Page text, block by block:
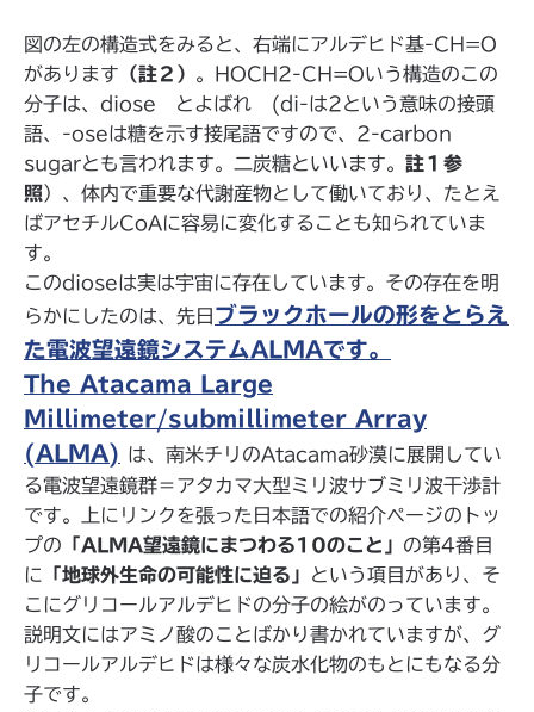
図の左の構造式をみると、右端にアルデヒド基-CH=O
があります （註２） 。HOCH2-CH=Oいう構造のこの
分子は、diose とよばれ (di-は2という意味の接頭
語、-oseは糖を示す接尾語ですので、2-carbon
sugarとも言われます。二炭糖といいます。 註１参
照）、体内で重要な代謝産物として働いており、たとえ
ばアセチルCoAに容易に変化することも知られていま
す。
このdioseは実は宇宙に存在しています。その存在を明
らかにしたのは、先日 ブラックホールの形をとらえ
た電波望遠鏡システムALMAです。
The Atacama Large
Millimeter/submillimeter Array
(ALMA) は、南米チリのAtacama砂漠に展開してい
る電波望遠鏡群＝アタカマ大型ミリ波サブミリ波干渉計
です。上にリンクを張った日本語での紹介ページのトッ
プの 「ALMA望遠鏡にまつわる10のこと」 の第4番目
に
「地球外生命の可能性に迫る」
という項目があり、そ
こにグリコールアルデヒドの分子の絵がのっています。
説明文にはアミノ酸のことばかり書かれていますが、グ
リコールアルデヒドは様々な炭水化物のもとにもなる分
子です。